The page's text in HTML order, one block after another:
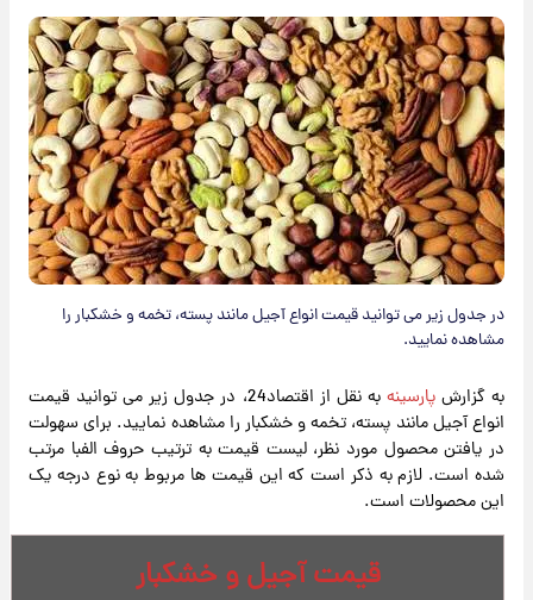
در جدول زیر می توانید قیمت انواع آجیل مانند پسته، تخمه و خشکبار را
مشاهده نمایید.
به گزارشپارسینه
به نقل از اقتصاد24، در جدول زیر می توانید قیمت
انواع آجیل مانند پسته، تخمه و خشکبار را مشاهده نمایید. برای سهولت
در یافتن محصول مورد نظر، لیست قیمت به ترتیب حروف الفبا مرتب
شده است. لازم به ذکر است که این قیمت ها مربوط به نوع درجه یک
این محصولات است.
قیمت آجیل و خشکبار